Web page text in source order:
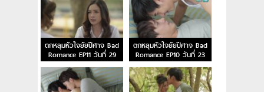
ตกหลุมหัวใจยัยปีศาจ Bad
Romance EP11 วันที่ 29
ส.ค. 59
ตกหลุมหัวใจยัยปีศาจ Bad
Romance EP10 วันที่ 23
ส.ค. 59